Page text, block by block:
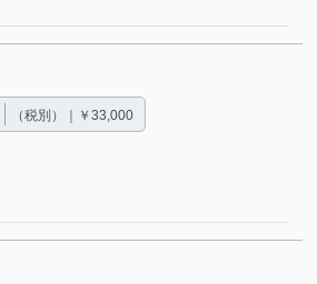
（税別）｜￥33,000